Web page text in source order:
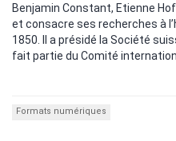
Benjamin Constant, Etienne
et consacre ses recherches à
1850. Il a présidé la Société
fait partie du Comité
Formats numériques